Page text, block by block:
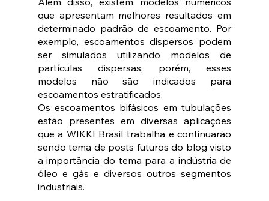
que apresentam melhores resultados em
determinado padrão de escoamento. Por
exemplo, escoamentos dispersos podem
ser simulados utilizando modelos de
partículas dispersas, porém, esses
modelos não são indicados para
escoamentos estratificados.
Os escoamentos bifásicos em tubulações
estão presentes em diversas aplicações
que a WIKKI Brasil trabalha e continuarão
sendo tema de posts futuros do blog visto
a importância do tema para a indústria de
óleo e gás e diversos outros segmentos
industriais.